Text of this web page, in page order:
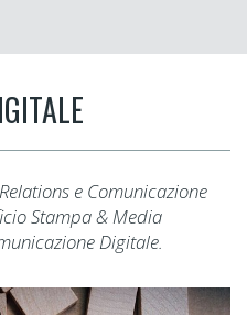
e Comunicazione
Stampa & Media
Digitale.